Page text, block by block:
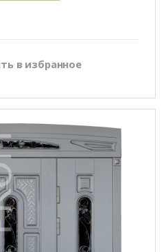
в избранное